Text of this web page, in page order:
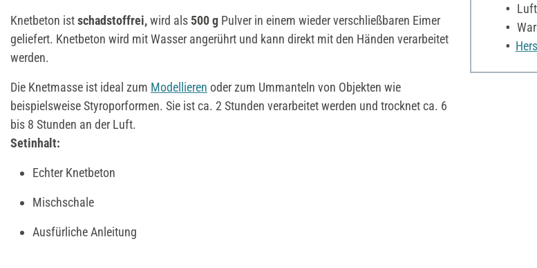
Knetbeton istschadstoffrei,wird als 500 g Pulver in einem wieder verschließbaren Eimer
geliefert. Knetbeton wird mit Wasser angerührt und kann direkt mit den Händen verarbeitet
werden.
Die Knetmasse ist ideal zum Modellieren oder zum Ummanteln von Objekten wie
beispielsweise Styroporformen. Sie ist ca. 2 Stunden verarbeitet werden und trocknet ca. 6
bis 8 Stunden an der Luft.
Setinhalt:
Echter Knetbeton
Mischschale
Ausfürliche Anleitung